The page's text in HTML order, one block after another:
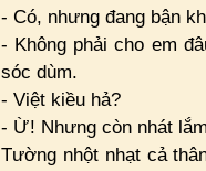
- Có, nhưng đang bận
- Không phải cho em
sóc dùm.
- Việt kiều hả?
- Ừ! Nhưng còn nhát
Tường nhột nhạt cả